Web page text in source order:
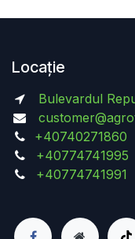
Locație
Bulevardul
+40740271860
+40774741995
+40774741991